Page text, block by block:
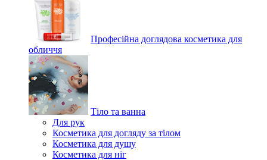
Професійна доглядова косметика для
обличчя
Тіло та ванна
Для рук
Косметика для догляду за тілом
Косметика для душу
Косметика для ніг